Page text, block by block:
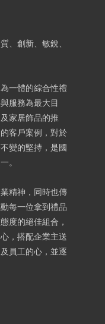
、創新、敏銳、
一體的綜合性禮
服務為最大目
家居飾品的推
客戶案例，對於
變的堅持，是國
。
精神，同時也傳
每一位拿到禮品
度的絕佳組合，
，搭配企業主送
員工的心，並逐